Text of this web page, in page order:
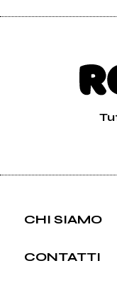
CHI SIAMO
CONTATTI